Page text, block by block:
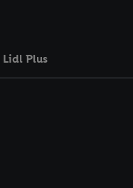
Lidl Plus